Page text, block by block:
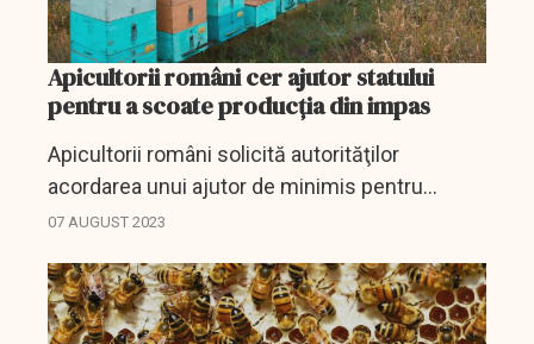
Apicultorii români cer ajutor statului
pentru a scoate producția din impas
Apicultorii români solicită autorităţilor
acordarea unui ajutor de minimis pentru
compensarea pierderilor, având în vedere că
mult de jumătate din...
07 AUGUST 2023